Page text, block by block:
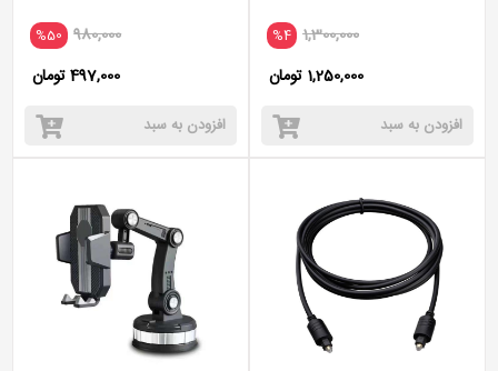
%4 1,300,000
1,250,000 تومان
افزودن به سبد
%50 980,000
497,000 تومان
افزودن به سبد